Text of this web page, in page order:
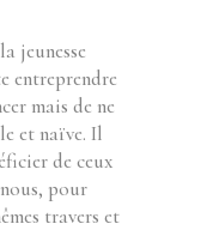
jeunesse
entreprendre
mais de ne
et naïve. Il
de ceux
pour
travers et